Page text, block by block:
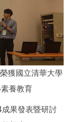
獲國立清華大學
養教育
果發表暨研討